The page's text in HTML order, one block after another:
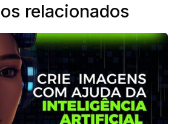
relacionados